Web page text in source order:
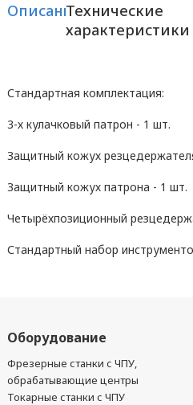
ОписаниеТехнические
характеристики
Стандартная комплектация:
3-х кулачковый патрон - 1 шт.
Защитный кожух
Защитный кожух патрона - 1 шт.
Четырёхпозиционный
Стандартный набор
Оборудование
Фрезерные станки с ЧПУ,
обрабатывающие центры
Токарные станки с ЧПУ